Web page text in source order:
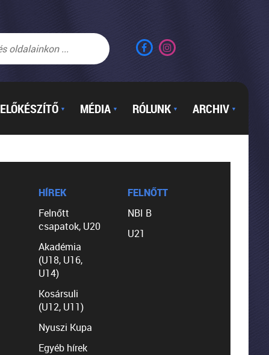
ELŐKÉSZÍTŐ ▼ MÉDIA ▼ RÓLUNK ▼ ARCHIV ▼
HÍREK
Felnőtt
csapatok, U20
Akadémia
(U18, U16,
U14)
Kosársuli
(U12, U11)
Nyuszi Kupa
Egyéb hírek
FELNŐTT
NBI B
U21